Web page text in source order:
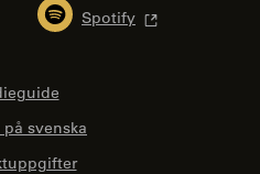
Spotify
på svenska